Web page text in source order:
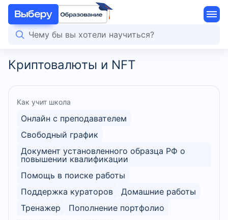
Криптовалюты и NFT
Как учит школа
Онлайн с преподавателем
Свободный график
Документ установленного образца РФ о
повышении квалификации
Помощь в поиске работы
Поддержка кураторов
Домашние работы
Тренажер
Пополнение портфолио